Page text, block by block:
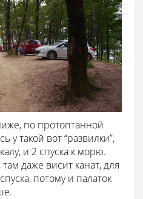
по протоптанной
у такой вот “развилки”,
и 2 спуска к морю.
даже висит канат, для
потому и палаток